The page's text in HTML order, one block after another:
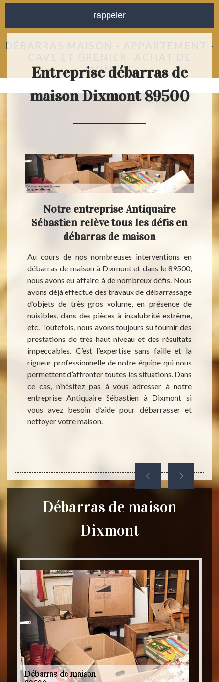
DÉBARRAS MAISON - APPARTEMENT -
CAVE ET GRENIER- ACHAT DE
MONTRE
Entreprise débarras de
maison Dixmont 89500
de
sur
sans
nous
une
est
Notre entreprise Antiquaire
Sébastien relève tous les défis en
débarras de maison
Au cours de nos nombreuses interventions en
débarras de maison à Dixmont et dans le 89500,
nous avons eu affaire à de nombreux défis. Nous
avons déjà effectué des travaux de débarrassage
d’objets de très gros volume, en présence de
nuisibles, dans des pièces à insalubrité extrême,
etc. Toutefois, nous avons toujours su fournir des
prestations de très haut niveau et des résultats
impeccables. C’est l’expertise sans faille et la
rigueur professionnelle de notre équipe qui nous
permettent d’affronter toutes les situations. Dans
ce cas, n’hésitez pas à vous adresser à notre
entreprise Antiquaire Sébastien à Dixmont si
vous avez besoin d’aide pour débarrasser et
nettoyer votre maison.
peut
ou
du
de
Débarras de maison
Dixmont